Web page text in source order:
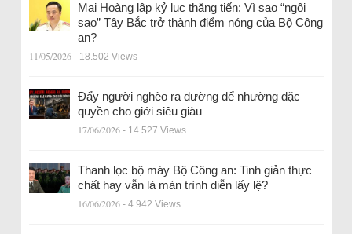
Mai Hoàng lập kỷ lục thăng tiến: Vì sao “ngôi
sao” Tây Bắc trở thành điểm nóng của Bộ Công
an?
11/05/2026 - 18.502 Views
Đẩy người nghèo ra đường để nhường đặc
quyền cho giới siêu giàu
17/06/2026 - 14.527 Views
Thanh lọc bộ máy Bộ Công an: Tinh giản thực
chất hay vẫn là màn trình diễn lấy lệ?
16/06/2026 - 4.942 Views